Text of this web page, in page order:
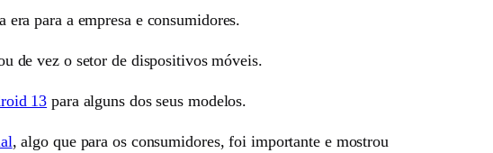
para a empresa e consumidores.
de vez o setor de dispositivos móveis.
13 para alguns dos seus modelos.
, algo que para os consumidores, foi importante e mostrou